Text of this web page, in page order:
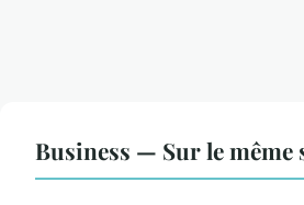
Business — Sur le même